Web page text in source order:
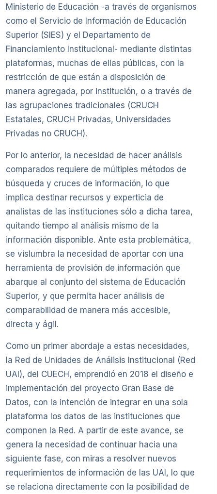
Ministerio de Educación -a través de organismos
como el Servicio de Información de Educación
Superior (SIES) y el Departamento de
Financiamiento Institucional- mediante distintas
plataformas, muchas de ellas públicas, con la
restricción de que están a disposición de
manera agregada, por institución, o a través de
las agrupaciones tradicionales (CRUCH
Estatales, CRUCH Privadas, Universidades
Privadas no CRUCH).
Por lo anterior, la necesidad de hacer análisis
comparados requiere de múltiples métodos de
búsqueda y cruces de información, lo que
implica destinar recursos y experticia de
analistas de las instituciones sólo a dicha tarea,
quitando tiempo al análisis mismo de la
información disponible. Ante esta problemática,
se vislumbra la necesidad de aportar con una
herramienta de provisión de información que
abarque al conjunto del sistema de Educación
Superior, y que permita hacer análisis de
comparabilidad de manera más accesible,
directa y ágil.
Como un primer abordaje a estas necesidades,
la Red de Unidades de Análisis Institucional (Red
UAI), del CUECH, emprendió en 2018 el diseño e
implementación del proyecto Gran Base de
Datos, con la intención de integrar en una sola
plataforma los datos de las instituciones que
componen la Red. A partir de este avance, se
genera la necesidad de continuar hacia una
siguiente fase, con miras a resolver nuevos
requerimientos de información de las UAI, lo que
se relaciona directamente con la posibilidad de